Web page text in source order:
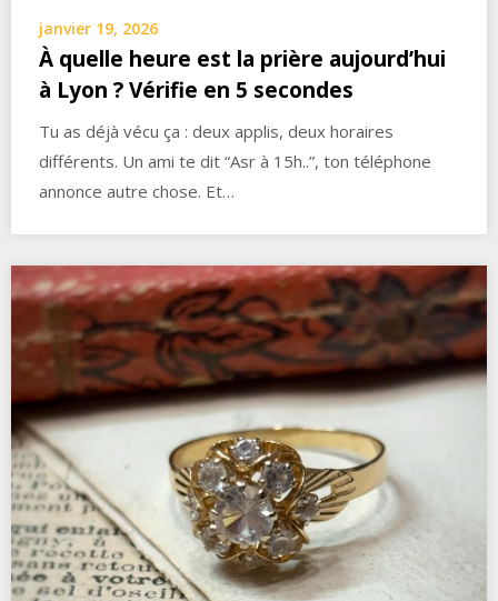
janvier 19, 2026
À quelle heure est la prière aujourd’hui
à Lyon ? Vérifie en 5 secondes
Tu as déjà vécu ça : deux applis, deux horaires
différents. Un ami te dit “Asr à 15h..”, ton téléphone
annonce autre chose. Et…